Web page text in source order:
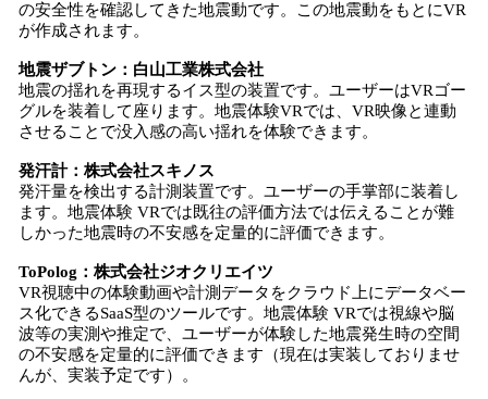
の安全性を確認してきた地震動です。この地震動をもとにVR
が作成されます。
地震ザブトン：白山工業株式会社
地震の揺れを再現するイス型の装置です。ユーザーはVRゴー
グルを装着して座ります。地震体験VRでは、VR映像と連動
させることで没入感の高い揺れを体験できます。
発汗計：株式会社スキノス
発汗量を検出する計測装置です。ユーザーの手掌部に装着し
ます。地震体験 VRでは既往の評価方法では伝えることが難
しかった地震時の不安感を定量的に評価できます。
ToPolog ：株式会社ジオクリエイツ
VR視聴中の体験動画や計測データをクラウド上にデータベー
ス化できるSaaS型のツールです。地震体験 VRでは視線や脳
波等の実測や推定で、ユーザーが体験した地震発生時の空間
の不安感を定量的に評価できます（現在は実装しておりませ
んが、実装予定です）。